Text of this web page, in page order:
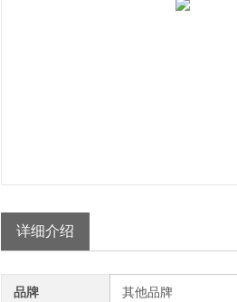
详细介绍
品牌 其他品牌